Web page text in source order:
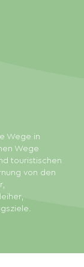
Wege in
Wege
touristischen
von den